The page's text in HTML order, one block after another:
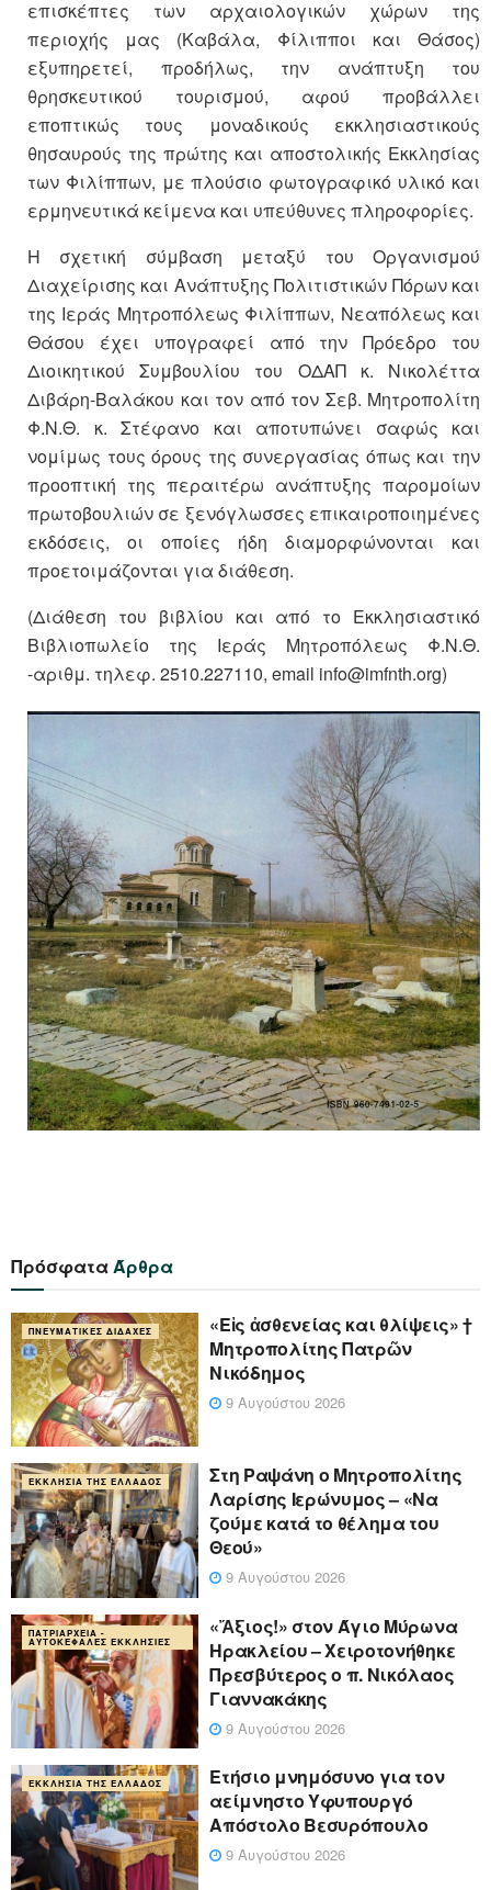
επισκέπτες των αρχαιολογικών χώρων της
περιοχής μας (Καβάλα, Φίλιπποι και Θάσος)
εξυπηρετεί, προδήλως, την ανάπτυξη του
θρησκευτικού τουρισμού, αφού προβάλλει
εποπτικώς τους μοναδικούς εκκλησιαστικούς
θησαυρούς της πρώτης και αποστολικής Εκκλησίας
των Φιλίππων, με πλούσιο φωτογραφικό υλικό και
ερμηνευτικά κείμενα και υπεύθυνες πληροφορίες.
Η σχετική σύμβαση μεταξύ του Οργανισμού
Διαχείρισης και Ανάπτυξης Πολιτιστικών Πόρων και
της Ιεράς Μητροπόλεως Φιλίππων, Νεαπόλεως και
Θάσου έχει υπογραφεί από την Πρόεδρο του
Διοικητικού Συμβουλίου του ΟΔΑΠ κ. Νικολέττα
Διβάρη-Βαλάκου και τον από τον Σεβ. Μητροπολίτη
Φ.Ν.Θ. κ. Στέφανο και αποτυπώνει σαφώς και
νομίμως τους όρους της συνεργασίας όπως και την
προοπτική της περαιτέρω ανάπτυξης παρομοίων
πρωτοβουλιών σε ξενόγλωσσες επικαιροποιημένες
εκδόσεις, οι οποίες ήδη διαμορφώνονται και
προετοιμάζονται για διάθεση.
(Διάθεση του βιβλίου και από το Εκκλησιαστικό
Βιβλιοπωλείο της Ιεράς Μητροπόλεως Φ.Ν.Θ.
-αριθμ. τηλεφ. 2510.227110, email info@imfnth.org)
ΠρόσφαταΆρθρα
ΠΝΕΥΜΑΤΙΚΈΣ ΔΙΔΑΧΈΣ
«Eἰς ἀσθενείας και θλίψεις» †
Μητροπολίτης Πατρῶν
Νικόδημος
9 Αυγούστου 2026
ΕΚΚΛΗΣΊΑ ΤΗΣ ΕΛΛΆΔΟΣ
Στη Ραψάνη ο Μητροπολίτης
Λαρίσης Ιερώνυμος – «Να
ζούμε κατά το θέλημα του
Θεού»
9 Αυγούστου 2026
ΠΑΤΡΙΑΡΧΕΊΑ -
ΑΥΤΟΚΈΦΑΛΕΣ ΕΚΚΛΗΣΊΕΣ
«Ἄξιος!» στον Άγιο Μύρωνα
Ηρακλείου – Χειροτονήθηκε
Πρεσβύτερος ο π. Νικόλαος
Γιαννακάκης
9 Αυγούστου 2026
ΕΚΚΛΗΣΊΑ ΤΗΣ ΕΛΛΆΔΟΣ
Ετήσιο μνημόσυνο για τον
αείμνηστο Υφυπουργό
Απόστολο Βεσυρόπουλο
9 Αυγούστου 2026